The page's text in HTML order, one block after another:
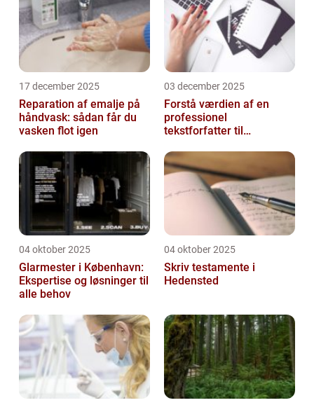
17 december 2025
Reparation af emalje på
håndvask: sådan får du
vasken flot igen
03 december 2025
Forstå værdien af en
professionel
tekstforfatter til
04 oktober 2025
Glarmester i København:
Ekspertise og løsninger til
alle behov
04 oktober 2025
Skriv testamente i
Hedensted